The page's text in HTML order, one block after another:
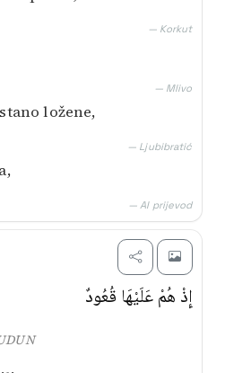
— Korkut
— Mlivo
ložene,
— Ljubibratić
— AI prijevod
إِذْ هُمْ عَلَيْهَا قُعُودٌ